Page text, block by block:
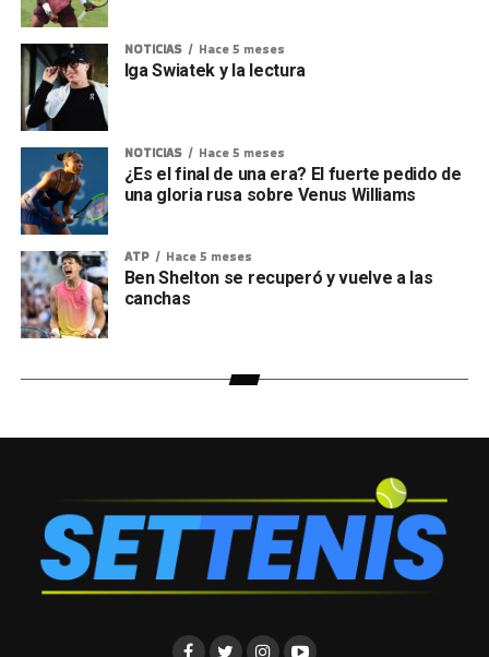
NOTICIAS Hace 5 meses
Iga Swiatek y la lectura
NOTICIAS Hace 5 meses
¿Es el final de una era? El fuerte pedido de
una gloria rusa sobre Venus Williams
ATP Hace 5 meses
Ben Shelton se recuperó y vuelve a las
canchas